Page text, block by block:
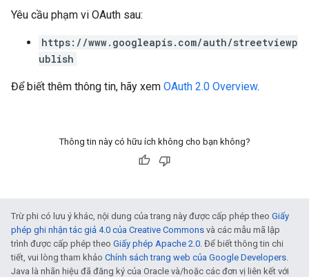
Yêu cầu phạm vi OAuth sau:
https://www.googleapis.com/auth/streetviewp
ublish
Để biết thêm thông tin, hãy xem OAuth 2.0 Overview.
Thông tin này có hữu ích không cho bạn không?
Trừ phi có lưu ý khác, nội dung của trang này được cấp phép theo Giấy
phép ghi nhận tác giả 4.0 của Creative Commons và các mẫu mã lập
trình được cấp phép theo Giấy phép Apache 2.0. Để biết thông tin chi
tiết, vui lòng tham khảo Chính sách trang web của Google Developers.
Java là nhãn hiệu đã đăng ký của Oracle và/hoặc các đơn vị liên kết với